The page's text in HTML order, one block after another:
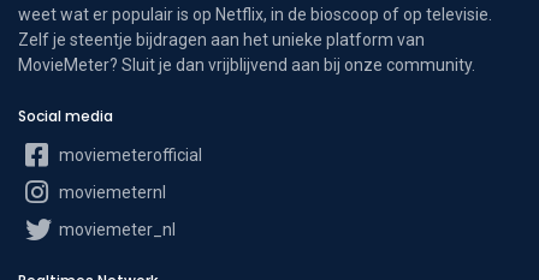
weet wat er populair is op Netflix, in de bioscoop of op televisie.
Zelf je steentje bijdragen aan het unieke platform van
MovieMeter? Sluit je dan vrijblijvend aan bij onze community.
Social media
moviemeterofficial
moviemeternl
moviemeter_nl